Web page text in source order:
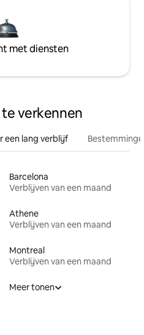
met diensten
verkennen
een lang verblijf
Barcelona
Verblijven van een maand
Athene
Verblijven van een maand
Montreal
Verblijven van een maand
Meer tonen